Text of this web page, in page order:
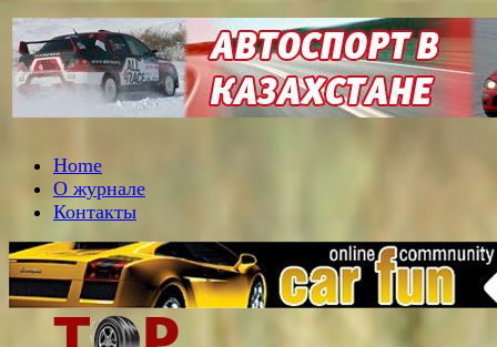
Home
О журнале
Контакты